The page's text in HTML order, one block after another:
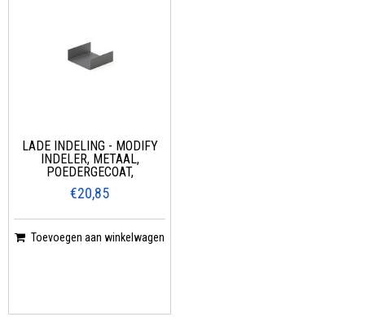
LADE INDELING - MODIFY
INDELER, METAAL,
POEDERGECOAT,
€20,85
Toevoegen aan winkelwagen